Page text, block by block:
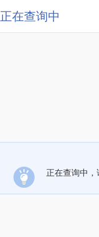
正在查询中
正在查询中，